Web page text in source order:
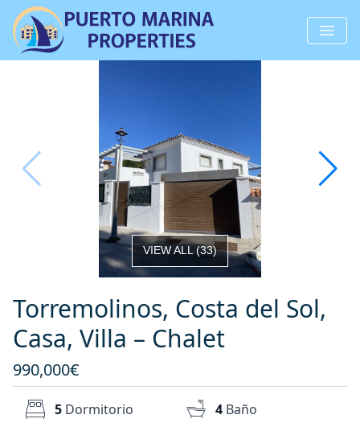
VIEW ALL(33)
Torremolinos, Costa del Sol,
Casa, Villa – Chalet
990,000€
5 Dormitorio 4 Baño